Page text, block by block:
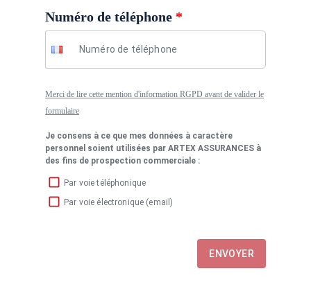
Numéro de téléphone *
Merci de lire cette mention d'information RGPD avant de valider le
formulaire
Je consens à ce que mes données à caractère
personnel soient utilisées par ARTEX ASSURANCES à
des fins de prospection commerciale :
Par voie téléphonique
Par voie électronique (email)
ENVOYER